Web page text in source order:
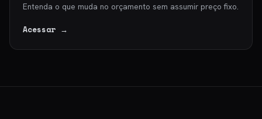
Entenda o que muda no orçamento sem assumir preço fixo.
Acessar →